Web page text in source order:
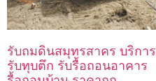
รับถมดินสมุทรสาคร บริการ
รับทุบตึก รับรื้อถอนอาคาร